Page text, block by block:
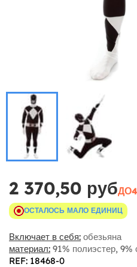
2 370,50 рубДО
ОСТАЛОСЬ МАЛО ЕДИНИЦ
Включает в себя: обезьяна
материал: 91% полиэстер, 9%
REF: 18468-0